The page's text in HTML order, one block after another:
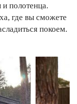
полотенца.
где вы сможете
покоем.